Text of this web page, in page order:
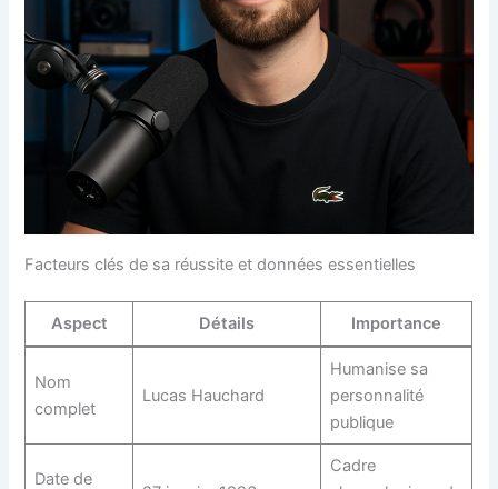
Facteurs clés de sa réussite et données essentielles
Aspect Détails Importance
Nom
complet
Lucas Hauchard
Humanise sa
personnalité
publique
Date de
Cadre